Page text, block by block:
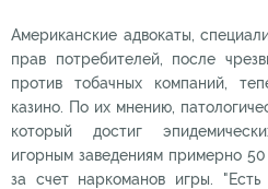
Американские адвокаты,
прав потребителей, после
против тобачных компаний,
казино. По их мнению,
который достиг
игорным заведениям примерно
за счет наркоманов игры.